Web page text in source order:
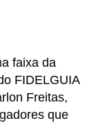
faixa da
FIDELGUIA
Freitas,
que